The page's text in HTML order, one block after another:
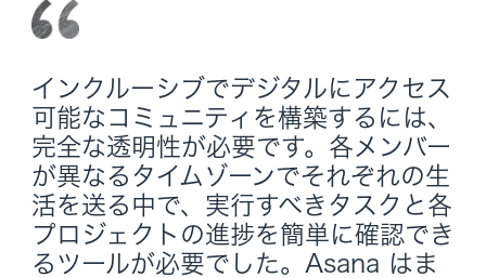
インクルーシブでデジタルにアクセス
可能なコミュニティを構築するには、
完全な透明性が必要です。各メンバー
が異なるタイムゾーンでそれぞれの生
活を送る中で、実行すべきタスクと各
プロジェクトの進捗を簡単に確認でき
るツールが必要でした。Asana はま